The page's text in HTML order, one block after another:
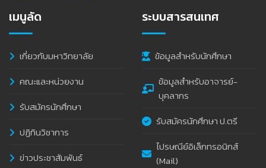
เมนูลัด
เกี่ยวกับมหาวิทยาลัย
คณะและหน่วยงาน
รับสมัครนักศึกษา
ปฏิทินวิชาการ
ข่าวประชาสัมพันธ์
ระบบสารสนเทศ
ข้อมูลสำหรับนักศึกษา
ข้อมูลสำหรับอาจารย์-
บุคลากร
รับสมัครนักศึกษา ป.ตรี
ไปรษณีย์อิเล็กทรอนิกส์
(Mail)